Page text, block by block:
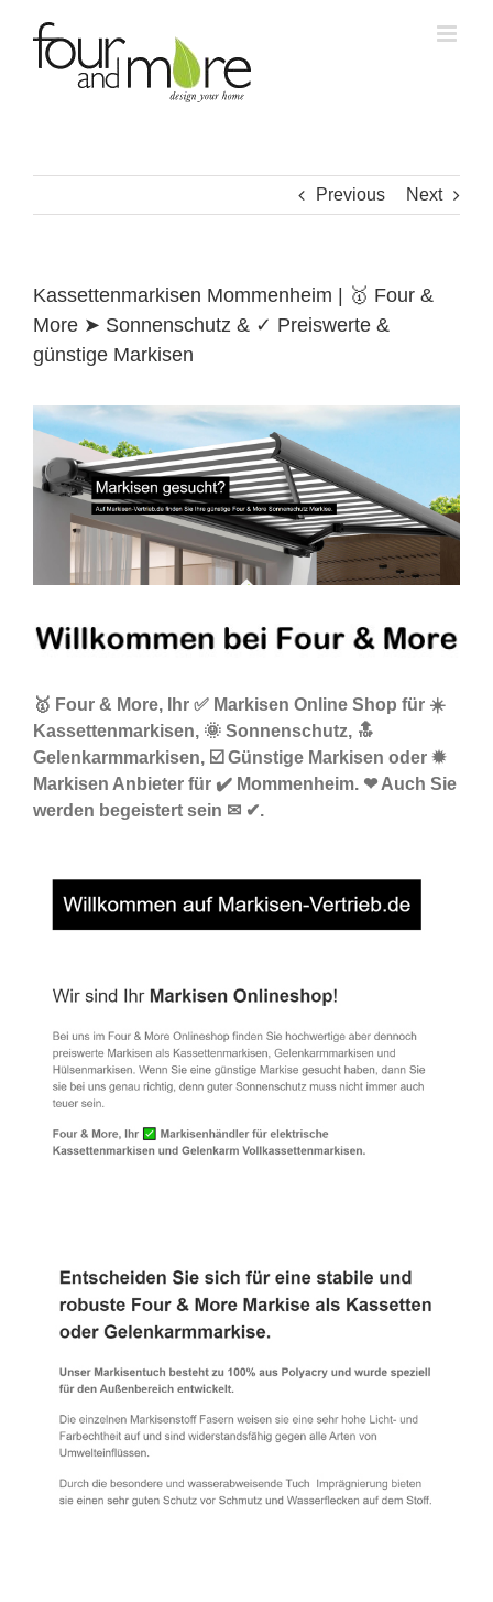
content
Previous Next
Kassettenmarkisen Mommenheim | 🥇 Four &
More ➤ Sonnenschutz & ✓ Preiswerte &
günstige Markisen
🥇 Four & More, Ihr ✅ Markisen Online Shop für ☀️
Kassettenmarkisen, 🌞 Sonnenschutz, 🔝
Gelenkarmmarkisen, ☑️ Günstige Markisen oder ✹
Markisen Anbieter für ✔️ Mommenheim. ❤ Auch Sie
werden begeistert sein ✉ ✔.